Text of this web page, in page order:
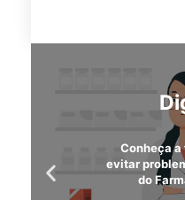
Conheça
evitar
do